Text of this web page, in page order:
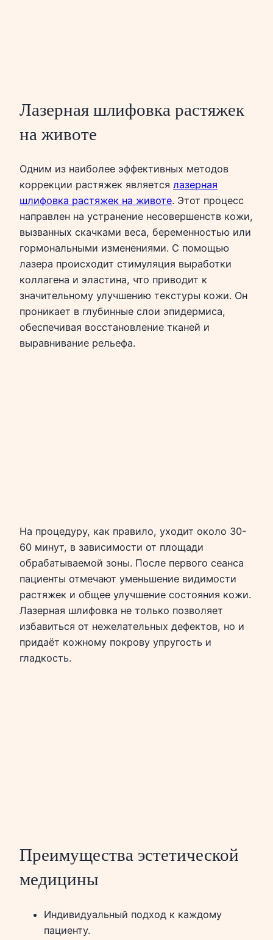
Лазерная шлифовка растяжек
на животе
Одним из наиболее эффективных методов
коррекции растяжек является лазерная
шлифовка растяжек на животе. Этот процесс
направлен на устранение несовершенств кожи,
вызванных скачками веса, беременностью или
гормональными изменениями. С помощью
лазера происходит стимуляция выработки
коллагена и эластина, что приводит к
значительному улучшению текстуры кожи. Он
проникает в глубинные слои эпидермиса,
обеспечивая восстановление тканей и
выравнивание рельефа.
На процедуру, как правило, уходит около 30-
60 минут, в зависимости от площади
обрабатываемой зоны. После первого сеанса
пациенты отмечают уменьшение видимости
растяжек и общее улучшение состояния кожи.
Лазерная шлифовка не только позволяет
избавиться от нежелательных дефектов, но и
придаёт кожному покрову упругость и
гладкость.
Преимущества эстетической
медицины
Индивидуальный подход к каждому
пациенту.